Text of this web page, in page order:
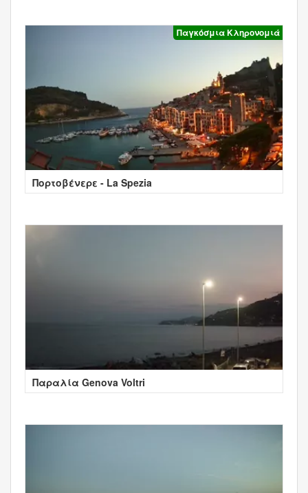
Παγκόσμια Κληρονομιά
Πορτοβένερε - La Spezia
Παραλία Genova Voltri